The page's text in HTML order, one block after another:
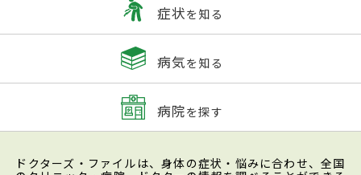
症状を知る
病気を知る
病院を探す
ドクターズ・ファイルは、身体の症状・悩みに合わせ、全国